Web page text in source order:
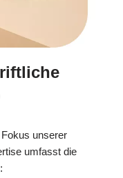
unserer
umfasst die